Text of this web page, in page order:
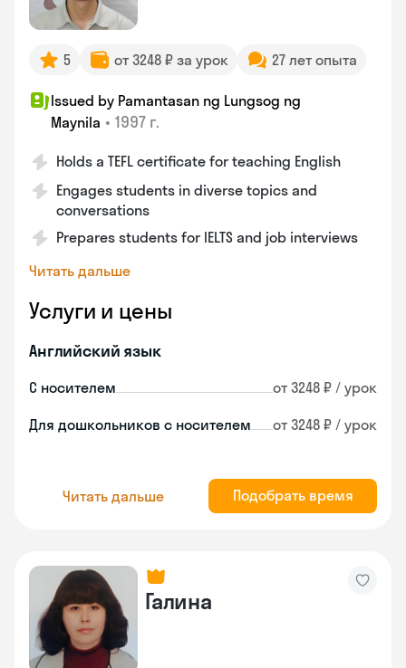
5 от 3248 ₽ за урок 27 лет опыта
Issued by Pamantasan ng Lungsog ng
Maynila • 1997 г.
Holds a TEFL certificate for teaching English
Engages students in diverse topics and
conversations
Prepares students for IELTS and job interviews
Читать дальше
Услуги и цены
Английский язык
С носителем от 3248 ₽ / урок
Для дошкольников с носителем от 3248 ₽ / урок
Читать дальше Подобрать время
Галина